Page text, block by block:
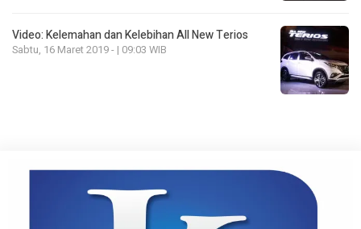
Video: Kelemahan dan Kelebihan All New Terios
Sabtu, 16 Maret 2019 - | 09:03 WIB